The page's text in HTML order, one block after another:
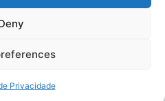
Privacidade
mostrar.
Built with